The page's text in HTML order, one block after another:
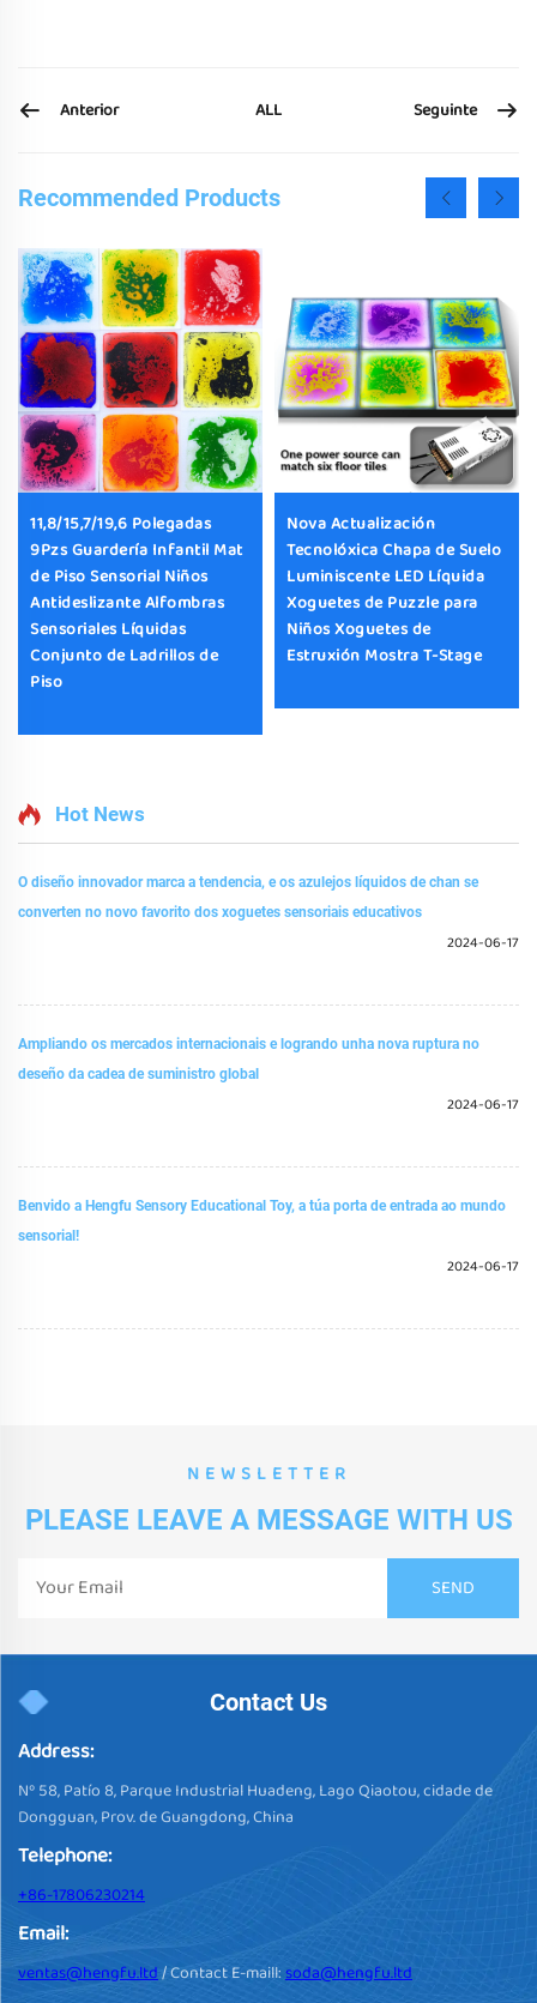
Anterior ALL Seguinte
Recommended Products
11,8/15,7/19,6 Polegadas
9Pzs Guardería Infantil Mat
de Piso Sensorial Niños
Antideslizante Alfombras
Sensoriales Líquidas
Conjunto de Ladrillos de
Piso
Nova Actualización
Tecnolóxica Chapa de Suelo
Luminiscente LED Líquida
Xoguetes de Puzzle para
Niños Xoguetes de
Estruxión Mostra T-Stage
Hot News
O diseño innovador marca a tendencia, e os azulejos líquidos de chan se
converten no novo favorito dos xoguetes sensoriais educativos
2024-06-17
Ampliando os mercados internacionais e logrando unha nova ruptura no
deseño da cadea de suministro global
2024-06-17
Benvido a Hengfu Sensory Educational Toy, a túa porta de entrada ao mundo
sensorial!
2024-06-17
NEWSLETTER
PLEASE LEAVE A MESSAGE WITH US
Contact Us
Address:
Nº 58, Patío 8, Parque Industrial Huadeng, Lago Qiaotou, cidade de
Dongguan, Prov. de Guangdong, China
Telephone:
+86-17806230214
Email:
ventas@hengfu.ltd/ Contact E-maill:soda@hengfu.ltd